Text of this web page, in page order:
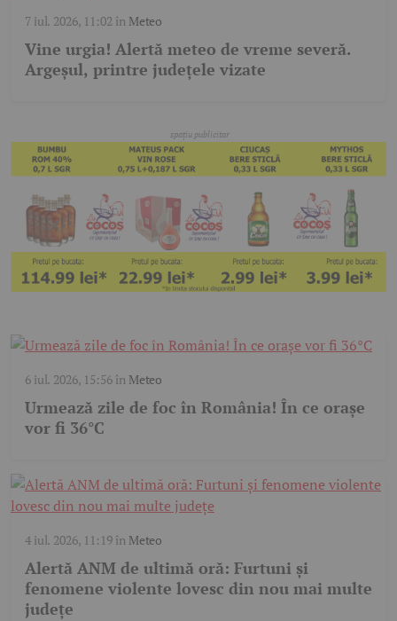
7 iul. 2026, 11:02 în Meteo
Vine urgia! Alertă meteo de vreme severă.
Argeșul, printre județele vizate
6 iul. 2026, 15:56în Meteo
Urmează zile de foc în România! În ce orașe
vor fi 36°C
4 iul. 2026, 11:19în Meteo
Alertă ANM de ultimă oră: Furtuni și
fenomene violente lovesc din nou mai multe
județe